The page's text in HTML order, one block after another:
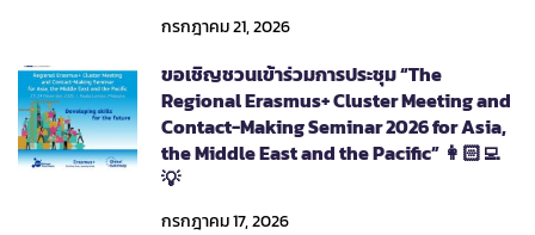
กรกฎาคม 21, 2026
ขอเชิญชวนเข้าร่วมการประชุม “The
Regional Erasmus+ Cluster Meeting and
Contact-Making Seminar 2026 for Asia,
the Middle East and the Pacific” 👩🏻‍💻
💡
กรกฎาคม 17, 2026